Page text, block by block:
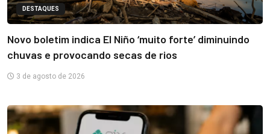
DESTAQUES
Novo boletim indica El Niño ‘muito forte’ diminuindo
chuvas e provocando secas de rios
3 de agosto de 2026